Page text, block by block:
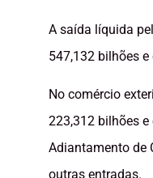
A saída líquida
547,132 bilhões
No comércio
223,312 bilhões
Adiantamento de
outras entradas.